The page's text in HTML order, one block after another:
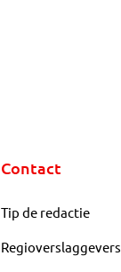
Contact
Tip de redactie
Regioverslaggevers